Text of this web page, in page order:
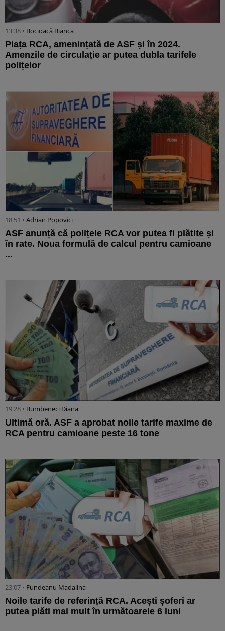
13:38 • Bocioacă Bianca
Piața RCA, amenințată de ASF și în 2024.
Amenzile de circulație ar putea dubla tarifele
polițelor
18:51 • Adrian Popovici
ASF anunță că polițele RCA vor putea fi plătite și
în rate. Noua formulă de calcul pentru camioane
...
19:28 • Bumbeneci Diana
Ultimă oră. ASF a aprobat noile tarife maxime de
RCA pentru camioane peste 16 tone
23:07 • Fundeanu Madalina
Noile tarife de referință RCA. Acești șoferi ar
putea plăti mai mult în următoarele 6 luni